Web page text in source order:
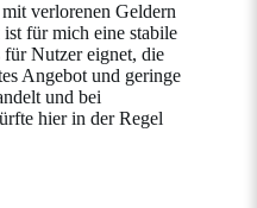
verlorenen Geldern
für mich eine stabile
für Nutzer eignet, die
Angebot und geringe
und bei
hier in der Regel